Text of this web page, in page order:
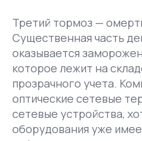
Третий тормоз —
Существенная часть
оказывается
которое лежит на
прозрачного учета.
оптические сетевые
сетевые устройства,
оборудования уже